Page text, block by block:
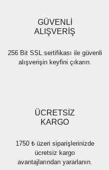
GÜVENLİ
ALIŞVERİŞ
256 Bit SSL sertifikası ile güvenli
alışverişin keyfini çıkarın.
ÜCRETSİZ
KARGO
1750 ₺ üzeri siparişlerinizde
ücretsiz kargo
avantajlarından yararlanın.